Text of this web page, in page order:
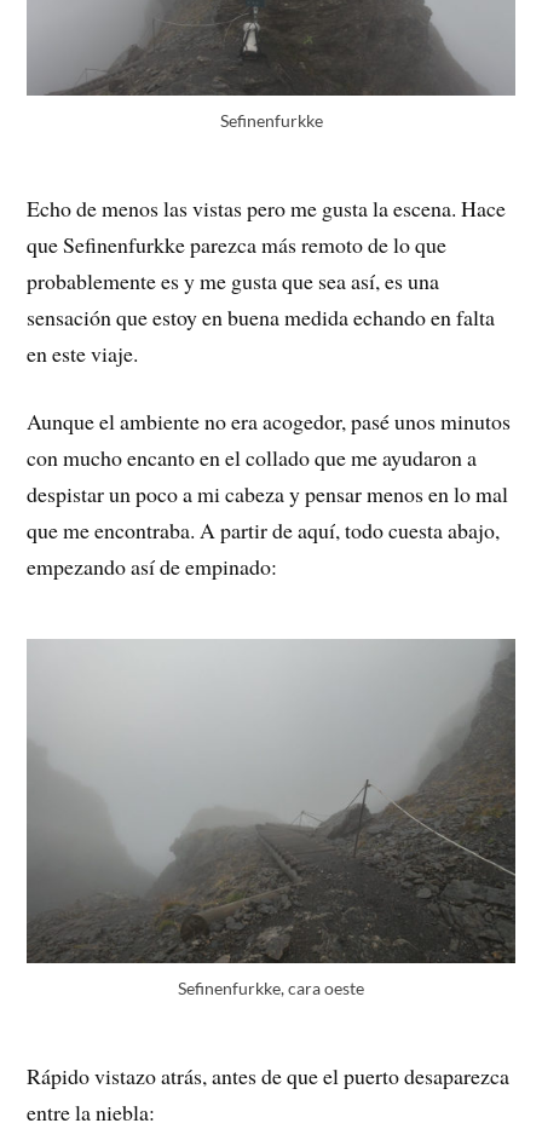
Sefinenfurkke
Echo de menos las vistas pero me gusta la escena. Hace
que Sefinenfurkke parezca más remoto de lo que
probablemente es y me gusta que sea así, es una
sensación que estoy en buena medida echando en falta
en este viaje.
Aunque el ambiente no era acogedor, pasé unos minutos
con mucho encanto en el collado que me ayudaron a
despistar un poco a mi cabeza y pensar menos en lo mal
que me encontraba. A partir de aquí, todo cuesta abajo,
empezando así de empinado:
Sefinenfurkke, cara oeste
Rápido vistazo atrás, antes de que el puerto desaparezca
entre la niebla: